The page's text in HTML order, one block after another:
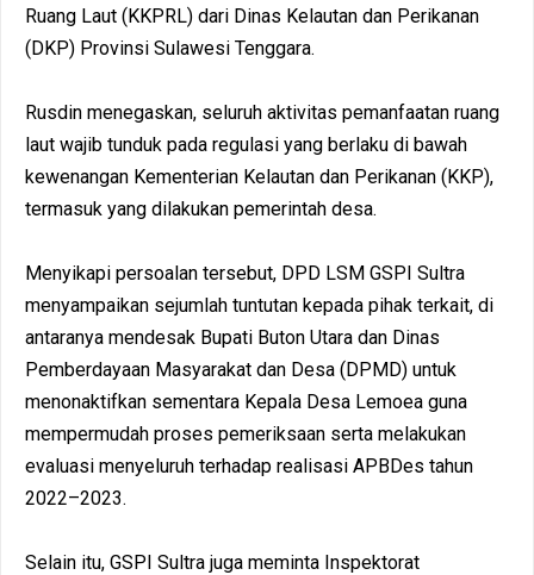
Ruang Laut (KKPRL) dari Dinas Kelautan dan Perikanan
(DKP) Provinsi Sulawesi Tenggara.
Rusdin menegaskan, seluruh aktivitas pemanfaatan ruang
laut wajib tunduk pada regulasi yang berlaku di bawah
kewenangan Kementerian Kelautan dan Perikanan (KKP),
termasuk yang dilakukan pemerintah desa.
Menyikapi persoalan tersebut, DPD LSM GSPI Sultra
menyampaikan sejumlah tuntutan kepada pihak terkait, di
antaranya mendesak Bupati Buton Utara dan Dinas
Pemberdayaan Masyarakat dan Desa (DPMD) untuk
menonaktifkan sementara Kepala Desa Lemoea guna
mempermudah proses pemeriksaan serta melakukan
evaluasi menyeluruh terhadap realisasi APBDes tahun
2022–2023.
Selain itu, GSPI Sultra juga meminta Inspektorat